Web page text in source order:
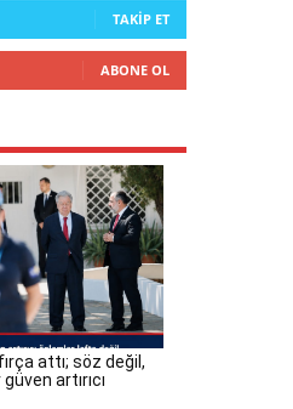
TAKIP ET
ABONE OL
attı; söz değil,
artırıcı